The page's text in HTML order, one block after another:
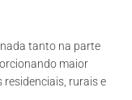
tanto na parte
maior
residenciais, rurais e